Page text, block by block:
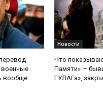
военные
вообще
Новости
Что
Памяти» —
ГУЛАГа»,